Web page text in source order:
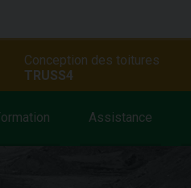
Assistance
Conception des toitures
TRUSS4